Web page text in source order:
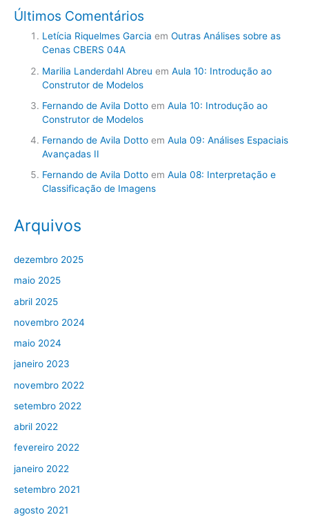
Últimos Comentários
Letícia Riquelmes Garcia emOutras Análises sobre as
Cenas CBERS 04A
Marilia Landerdahl Abreu emAula 10: Introdução ao
Construtor de Modelos
Fernando de Avila Dotto emAula 10: Introdução ao
Construtor de Modelos
Fernando de Avila Dotto emAula 09: Análises Espaciais
Avançadas II
Fernando de Avila Dotto emAula 08: Interpretação e
Classificação de Imagens
Arquivos
dezembro 2025
maio 2025
abril 2025
novembro 2024
maio 2024
janeiro 2023
novembro 2022
setembro 2022
abril 2022
fevereiro 2022
janeiro 2022
setembro 2021
agosto 2021